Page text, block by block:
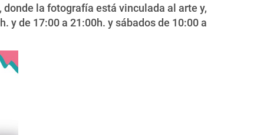
la fotografía está vinculada al arte y,
y de 17:00 a 21:00h. y sábados de 10:00 a